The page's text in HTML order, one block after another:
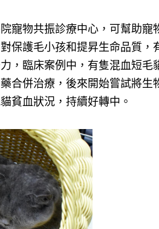
寵物共振診療中心，可幫助
保護毛小孩和提昇生命品質
，臨床案例中，有隻混血短
合併治療，後來開始嘗試將生
貧血狀況，持續好轉中。